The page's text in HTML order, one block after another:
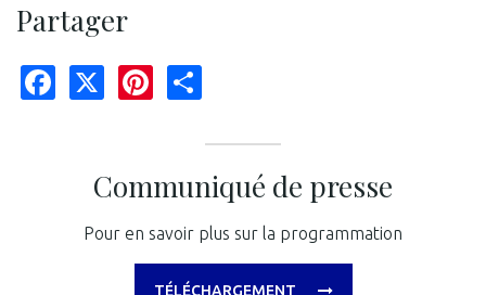
Partager
Facebook Pinterest
Communiqué de presse
Pour en savoir plus sur la programmation
TÉLÉCHARGEMENT